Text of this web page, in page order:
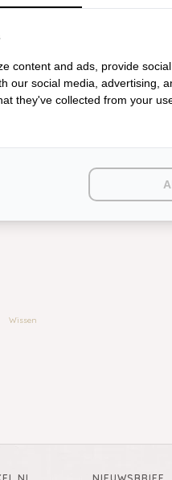
Wissen
content and ads, provide
our social media, advertising,
they've collected from your